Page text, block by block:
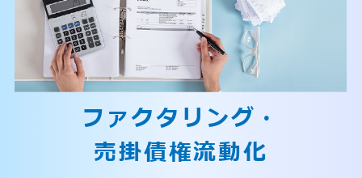
ファクタリング・
売掛債権流動化